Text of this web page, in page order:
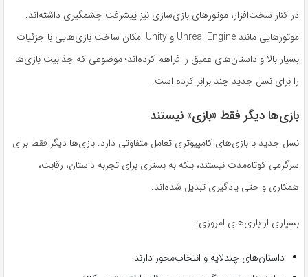
در کنار سخت‌افزار، موتورهای بازی‌سازی نیز پیشرفت چشمگیری داشته‌اند.
موتورهایی مانند Unreal Engine و Unity امکان ساخت بازی‌هایی با جزئیات
بسیار بالا و داستان‌های عمیق را فراهم کرده‌اند؛ موضوعی که جذابیت بازی‌ها
را برای نسل جدید چند برابر کرده است.
بازی‌ها دیگر فقط «بازی» نیستند
نسل جدید با بازی‌های کامپیوتری تعامل متفاوتی دارد. بازی‌ها دیگر فقط برای
سرگرمی کوتاه‌مدت نیستند، بلکه به بستری برای تجربه داستان، رقابت،
همکاری و حتی یادگیری تبدیل شده‌اند.
بسیاری از بازی‌های امروزی:
داستان‌های چندلایه و انتخاب‌محور دارند